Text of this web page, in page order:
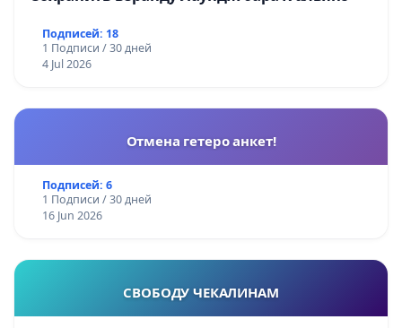
Подписей: 18
1 Подписи / 30 дней
4 Jul 2026
Отмена гетеро анкет!
Подписей: 6
1 Подписи / 30 дней
16 Jun 2026
СВОБОДУ ЧЕКАЛИНАМ